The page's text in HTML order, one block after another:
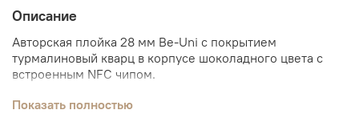
Описание
Авторская плойка 28 мм Be-Uni с покрытием
турмалиновый кварц в корпусе шоколадного цвета с
встроенным NFC чипом.
Покрытие турмалиновый кварц не пересушивает
Показать полностью